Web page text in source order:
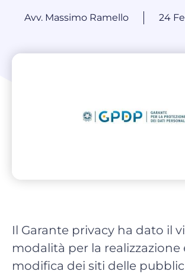
Avv. Massimo Ramello 24
Il Garante privacy ha dato il
modalità per la realizzazione
modifica dei siti delle